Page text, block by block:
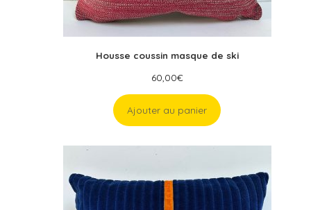
Housse coussin masque de ski
60,00€
Ajouter au panier